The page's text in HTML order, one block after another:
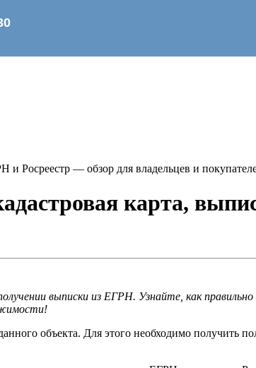
Росреестр — обзор для владельцев и
карта,
выписки из ЕГРН. Узнайте, как
объекта. Для этого необходимо получить